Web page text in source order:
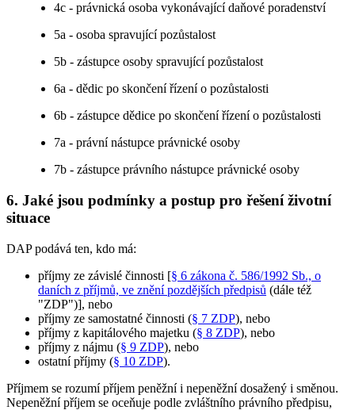
4c - právnická osoba vykonávající daňové poradenství
5a - osoba spravující pozůstalost
5b - zástupce osoby spravující pozůstalost
6a - dědic po skončení řízení o pozůstalosti
6b - zástupce dědice po skončení řízení o pozůstalosti
7a - právní nástupce právnické osoby
7b - zástupce právního nástupce právnické osoby
6. Jaké jsou podmínky a postup pro řešení životní
situace
DAP podává ten, kdo má:
příjmy ze závislé činnosti [§ 6 zákona č. 586/1992 Sb., o
daních z příjmů, ve znění pozdějších předpisů (dále též
"ZDP")], nebo
příjmy ze samostatné činnosti (§ 7 ZDP), nebo
příjmy z kapitálového majetku (§ 8 ZDP), nebo
příjmy z nájmu (§ 9 ZDP), nebo
ostatní příjmy (§ 10 ZDP).
Příjmem se rozumí příjem peněžní i nepeněžní dosažený i směnou.
Nepeněžní příjem se oceňuje podle zvláštního právního předpisu,